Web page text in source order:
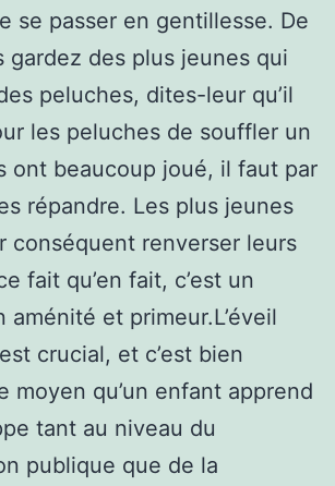
se passer en gentillesse. De
gardez des plus jeunes qui
peluches, dites-leur qu’il
les peluches de souffler un
ont beaucoup joué, il faut par
répandre. Les plus jeunes
conséquent renverser leurs
fait qu’en fait, c’est un
aménité et primeur.L’éveil
crucial, et c’est bien
moyen qu’un enfant apprend
tant au niveau du
publique que de la